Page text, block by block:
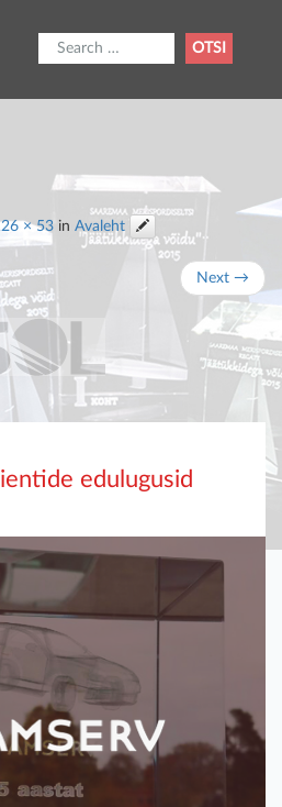
Otsi:
× 53 in Avaleht
Next →
edulugusid